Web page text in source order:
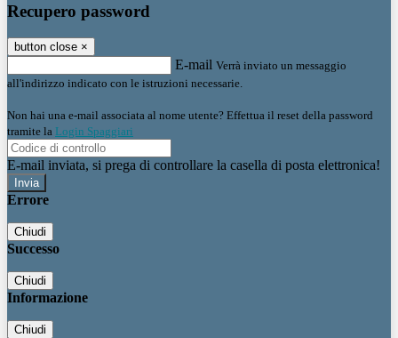
Recupero password
button close ×
E-mail Verrà inviato un messaggio
all'indirizzo indicato con le istruzioni necessarie.
Non hai una e-mail associata al nome utente? Effettua il reset della password
tramite la Login Spaggiari
E-mail inviata, si prega di controllare la casella di posta elettronica!
Errore
Chiudi
Successo
Chiudi
Informazione
Chiudi